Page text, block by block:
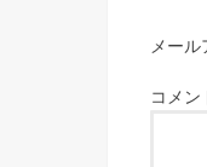
メー
コメン